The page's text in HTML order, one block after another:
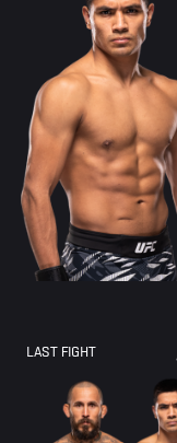
LAST FIGHT